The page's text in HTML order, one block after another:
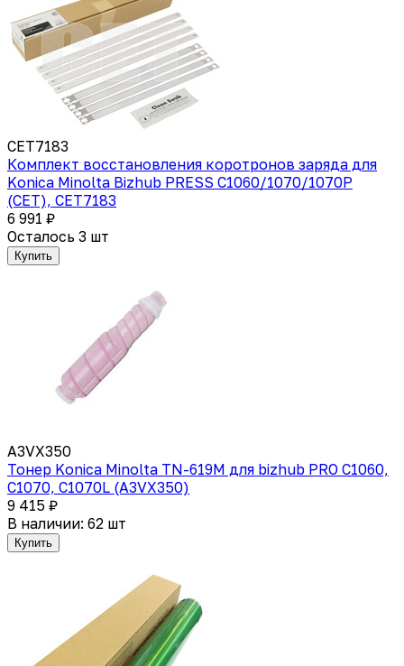
CET7183
Комплект восстановления коротронов заряда для
Konica Minolta Bizhub PRESS C1060/1070/1070P
(CET), CET7183
6 991 ₽
Осталось 3 шт
Купить
A3VX350
Тонер Konica Minolta TN-619M для bizhub PRO C1060,
C1070, C1070L (A3VX350)
9 415 ₽
В наличии: 62 шт
Купить